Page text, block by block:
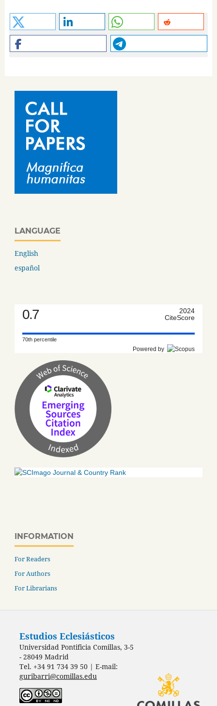
LANGUAGE
English
español
0.7
2024
CiteScore
70th percentile
Powered by
INFORMATION
For Readers
For Authors
For Librarians
Estudios Eclesiásticos
Universidad Pontificia Comillas, 3-5
- 28049 Madrid
Tel. +34 91 734 39 50 | E-mail:
guribarri@comillas.edu